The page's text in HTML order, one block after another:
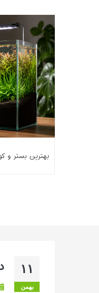
بهترین بستر و
۱۱
بهمن